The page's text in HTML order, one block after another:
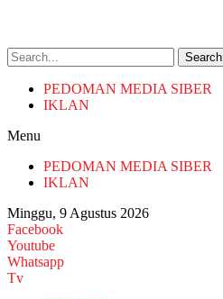
Search
PEDOMAN MEDIA SIBER
IKLAN
Menu
PEDOMAN MEDIA SIBER
IKLAN
Minggu, 9 Agustus 2026
Facebook
Youtube
Whatsapp
Tv